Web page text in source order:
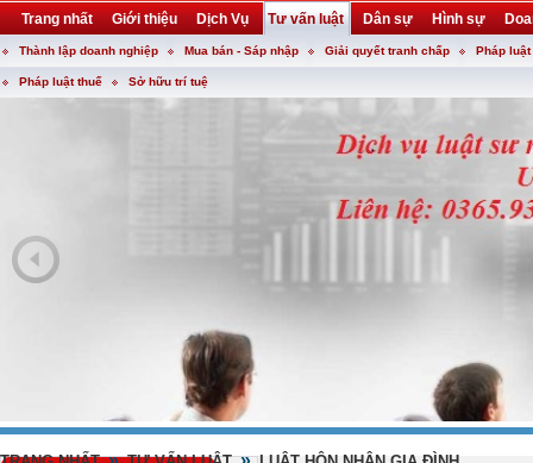
Trang nhất Giới thiệu Dịch Vụ Tư vấn luật Dân sự Hình sự
Khuyến mại Liên hệ forum utility
Thành lập doanh nghiệp Mua bán - Sáp nhập Giải quyết tranh chấp Pháp
Pháp luật thuế Sở hữu trí tuệ